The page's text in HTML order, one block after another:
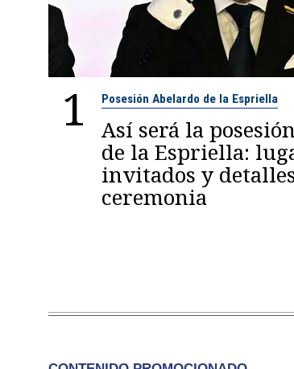
1 Posesión Abelardo de la Espriella
Así será la
de la Espriella:
invitados y
ceremonia